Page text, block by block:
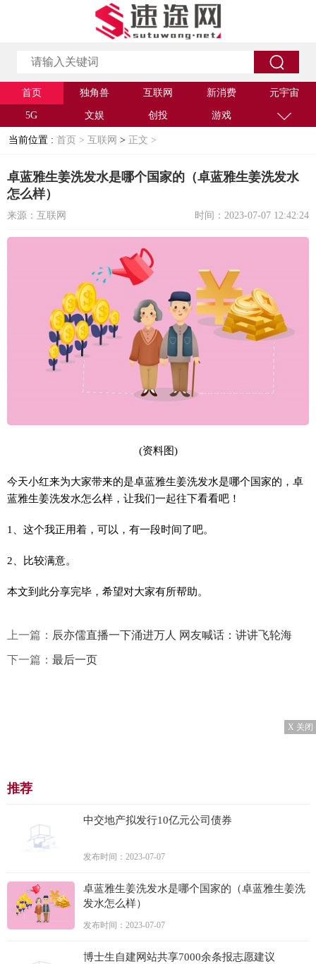
首页 独角兽 互联网 新消费 元宇宙
5G 文娱 创投 游戏
当前位置 : 首页 > 互联网 > 正文 >
卓蓝雅生姜洗发水是哪个国家的（卓蓝雅生姜洗发水
怎么样）
来源：互联网 时间：2023-07-07 12:42:24
(资料图)
今天小红来为大家带来的是卓蓝雅生姜洗发水是哪个国家的，卓
蓝雅生姜洗发水怎么样，让我们一起往下看看吧！
1、这个我正用着，可以，有一段时间了吧。
2、比较满意。
本文到此分享完毕，希望对大家有所帮助。
上一篇： 辰亦儒直播一下涌进万人 网友喊话：讲讲飞轮海
下一篇： 最后一页
X 关闭
推荐
中交地产拟发行10亿元公司债券
发布时间：2023-07-07
卓蓝雅生姜洗发水是哪个国家的（卓蓝雅生姜洗
发水怎么样）
发布时间：2023-07-07
博士生自建网站共享7000余条报志愿建议